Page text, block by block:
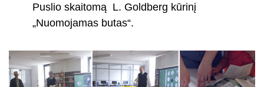
Puslio skaitomą L. Goldberg kūrinį
„Nuomojamas butas“.